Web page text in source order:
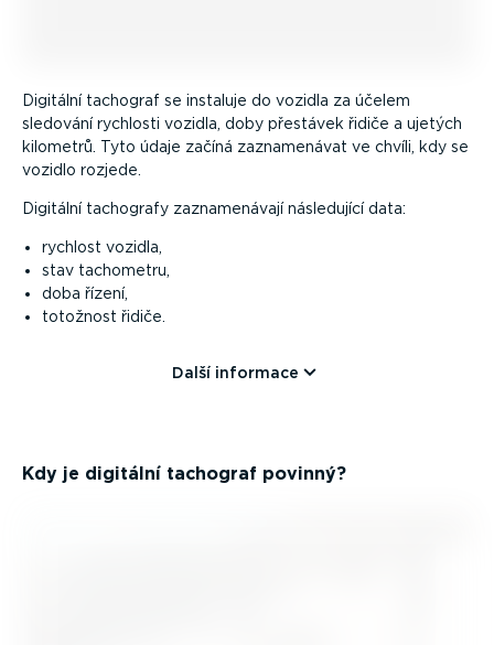
Digitální tachograf se instaluje do vozidla za účelem
sledování rychlosti vozidla, doby přestávek řidiče a ujetých
kilometrů. Tyto údaje začíná zazna­me­návat ve chvíli, kdy se
vozidlo rozjede.
Digitální tachografy zazna­me­návají následující data:
rychlost vozidla,
stav tachometru,
doba řízení,
totožnost řidiče.
Další informace
Kdy je digitální tachograf povinný?